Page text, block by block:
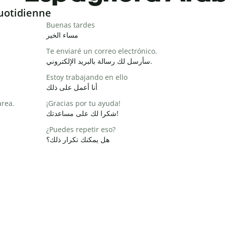
Buenas tardes
مساء الخير
Te enviaré un correo electrónico.
سأرسل لك رسالة بالبريد الإلكتروني.
Estoy trabajando en ello
أنا أعمل على ذلك
¡Gracias por tu ayuda!
شكرا لك على مساعدتك!
¿Puedes repetir eso?
هل يمكنك تكرار ذلك؟